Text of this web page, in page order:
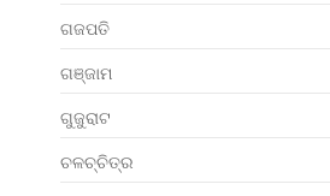
ଗଜପତି
ଗଞ୍ଜାମ
ଗୁଜୁରାଟ
ଚଳଚ୍ଚିତ୍ର